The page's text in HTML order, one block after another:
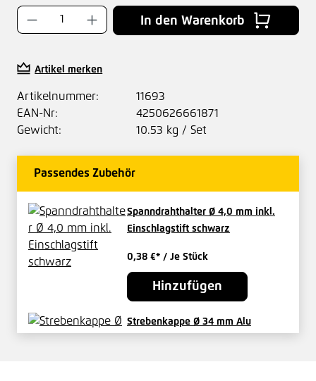
Produkt Anzahl: Gib den gewünschten
In den Warenkorb
Artikel merken
Artikelnummer:
11693
EAN-Nr:
4250626661871
Gewicht:
10.53 kg / Set
Passendes Zubehör
Spanndrahthalter Ø 4,0 mm inkl.
Einschlagstift schwarz
0,38 €* / Je Stück
Hinzufügen
Strebenkappe Ø 34 mm Alu